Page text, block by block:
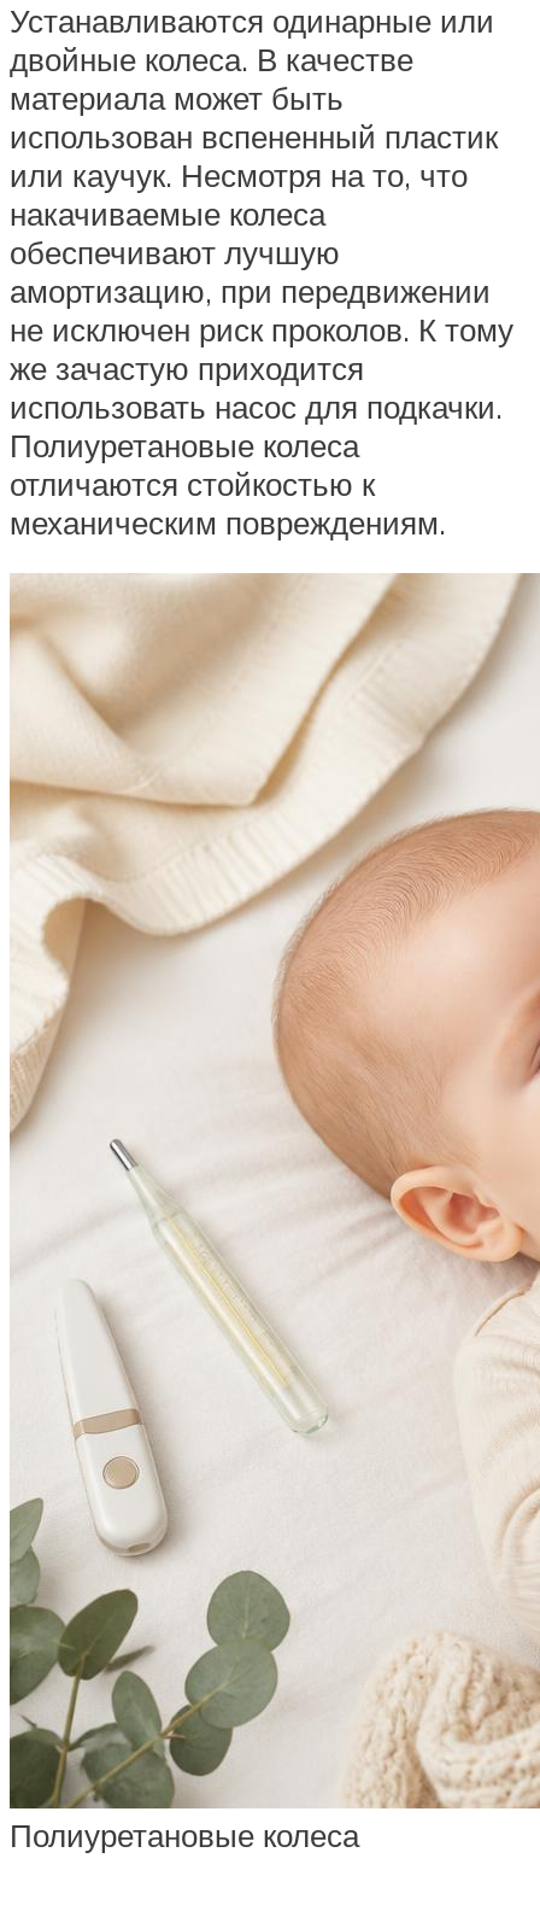
Устанавливаются одинарные или
двойные колеса. В качестве
материала может быть
использован вспененный пластик
или каучук. Несмотря на то, что
накачиваемые колеса
обеспечивают лучшую
амортизацию, при передвижении
не исключен риск проколов. К тому
же зачастую приходится
использовать насос для подкачки.
Полиуретановые колеса
отличаются стойкостью к
механическим повреждениям.
Полиуретановые колеса